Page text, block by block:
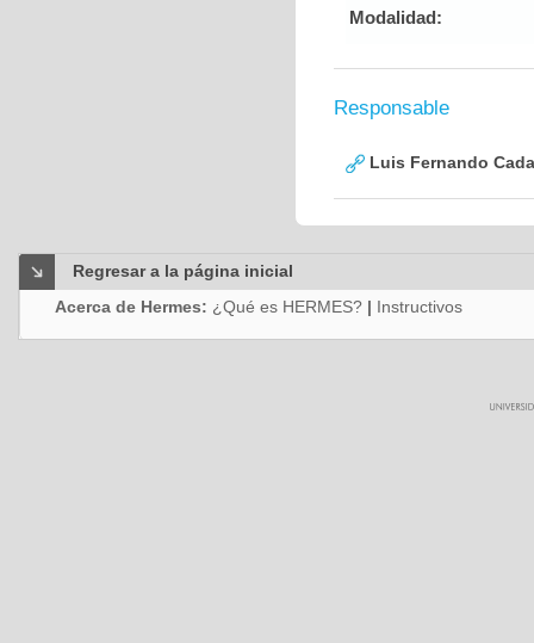
Modalidad:
Responsable
Luis Fernando
Regresar a la página inicial
Acerca de Hermes: ¿Qué es HERMES? | Instructivos